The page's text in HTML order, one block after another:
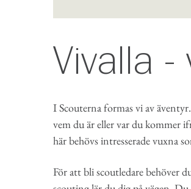
Vivalla
I Scouterna formas vi av
vem du är eller var du kommer
här behövs intresserade vuxna
För att bli scoutledare behöver